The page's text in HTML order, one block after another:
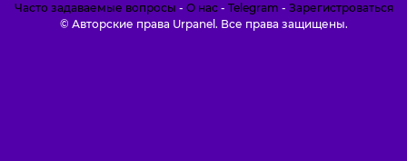
Часто задаваемые вопросы - О нас- Telegram - Зарегистроваться
© Авторские права Urpanel. Все права защищены.